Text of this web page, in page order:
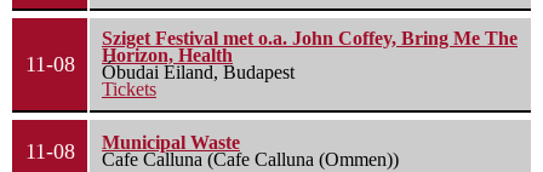
11-08
Sziget Festival met o.a. John Coffey, Bring Me The
Horizon, Health
Óbudai Eiland, Budapest
Tickets
11-08
Municipal Waste
Cafe Calluna (Cafe Calluna (Ommen))